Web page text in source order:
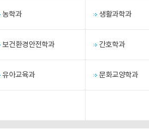
농학과 생활과학과
보건환경안전학과 간호학과
유아교육과 문화교양학과